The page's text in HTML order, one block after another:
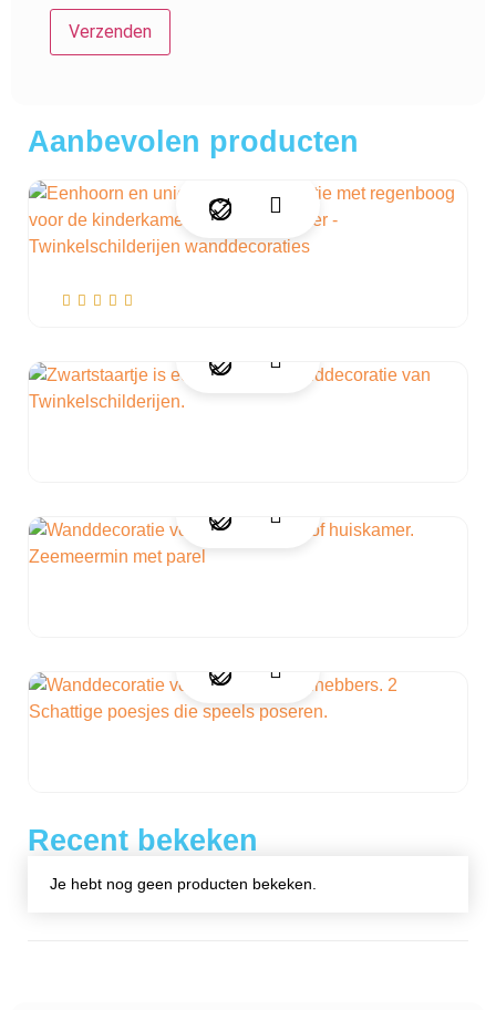
Aanbevolen producten
Recent bekeken
Je hebt nog geen producten bekeken.